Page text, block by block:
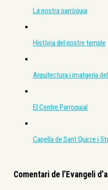
La nostra parròquia
Història del nostre temple
Arquitectura i imatgeria
El Centre Parroquial
Capella de Sant Quirze i
Comentari de l’Evangeli